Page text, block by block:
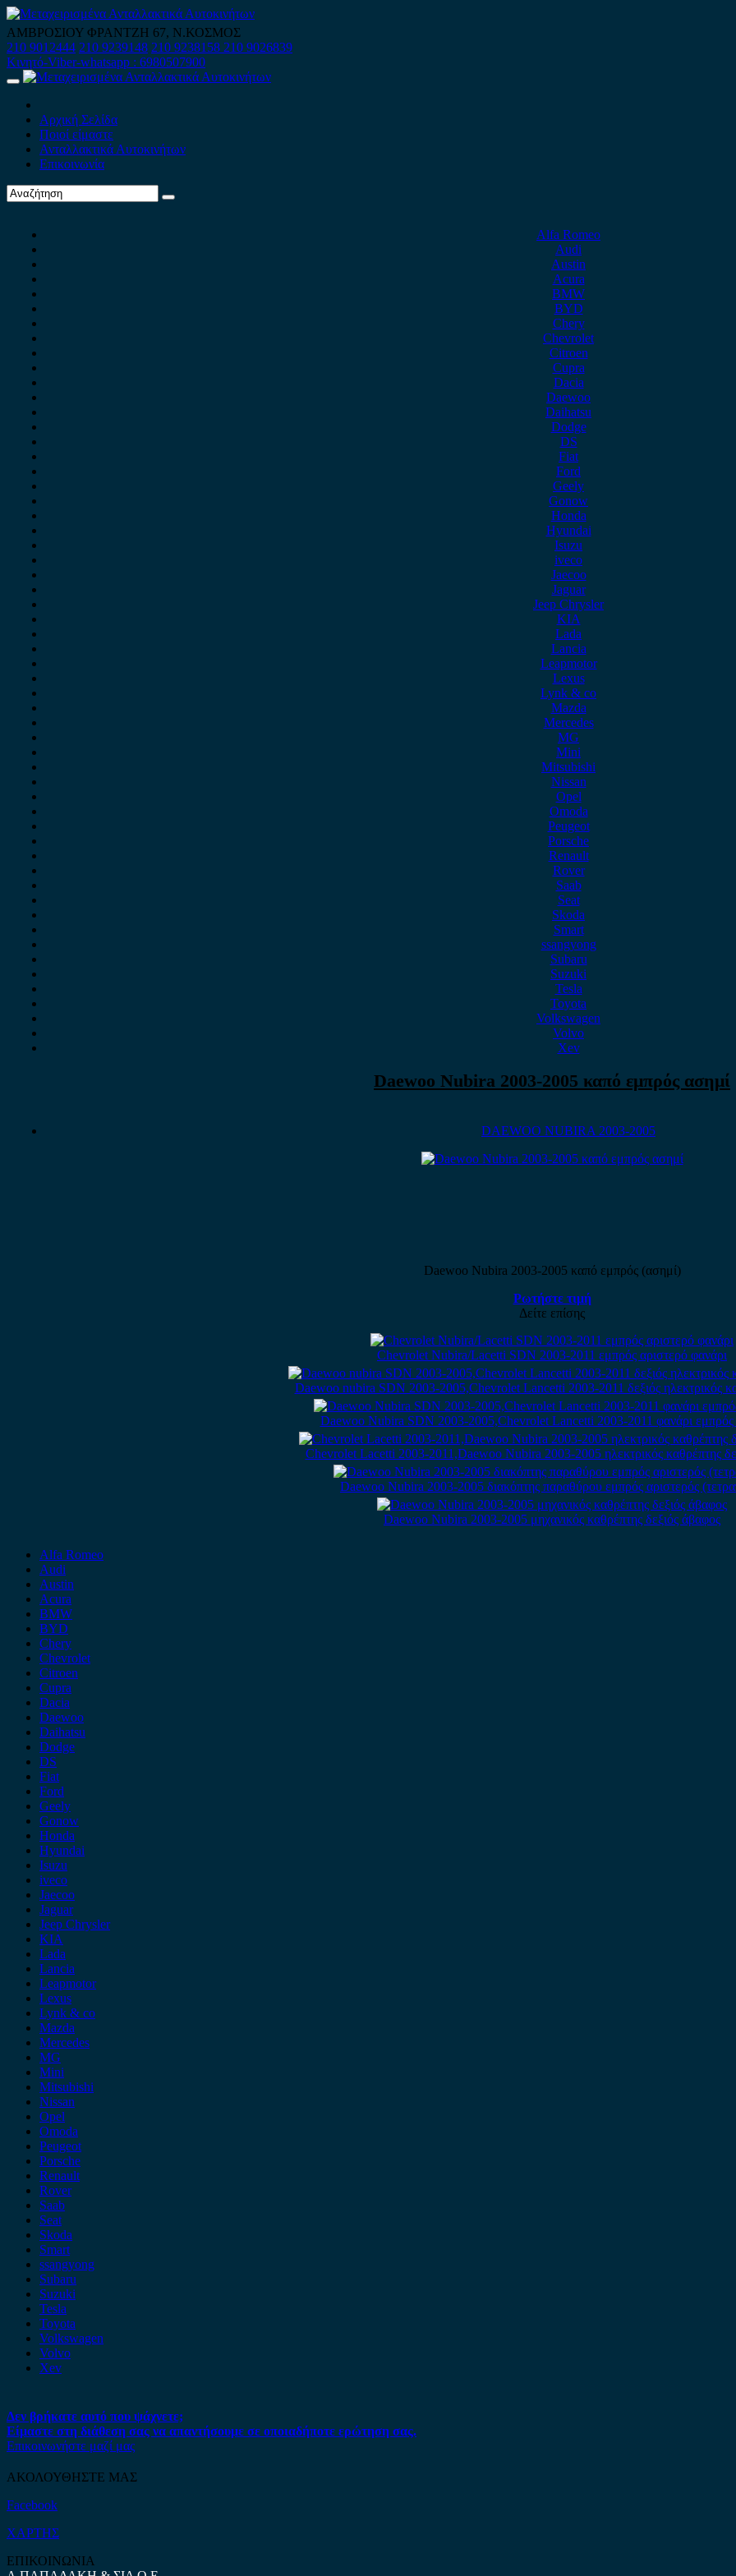
Skip
to
content
ΑΜΒΡΟΣΙΟΥ ΦΡΑΝΤΖΗ 67, Ν.ΚΟΣΜΟΣ
210 9012444 210 9239148 210 9238158 210 9026839
Κινητό-Viber-whatsapp : 6980507900
Primary
Αρχική Σελίδα
Ποιοί είμαστε
Ανταλλακτικά Αυτοκινήτων
Επικοινωνία
Alfa Romeo
Audi
Austin
Acura
BMW
BYD
Chery
Chevrolet
Citroen
Cupra
Dacia
Daewoo
Daihatsu
Dodge
DS
Fiat
Ford
Geely
Gonow
Honda
Hyundai
Isuzu
iveco
Jaecoo
Jaguar
Jeep Chrysler
KIA
Lada
Lancia
Leapmotor
Lexus
Lynk & co
Mazda
Mercedes
MG
Mini
Mitsubishi
Nissan
Opel
Omoda
Peugeot
Porsche
Renault
Rover
Saab
Seat
Skoda
Smart
ssangyong
Subaru
Suzuki
Tesla
Toyota
Volkswagen
Volvo
Xev
Daewoo Nubira 2003-2005 καπό εμπρός ασημί
DAEWOO NUBIRA 2003-2005
Daewoo Nubira 2003-2005 καπό εμπρός (ασημί)
Ρωτήστε τιμή
Δείτε επίσης
Chevrolet Nubira/Lacetti SDN 2003-2011 εμπρός αριστερό φανάρι
Daewoo nubira SDN 2003-2005,Chevrolet Lancetti 2003-2011 δεξιός ηλεκτρικός
Daewoo Nubira SDN 2003-2005,Chevrolet Lancetti 2003-2011 φανάρι εμπρός
Chevrolet Lacetti 2003-2011,Daewoo Nubira 2003-2005 ηλεκτρικός καθρέπτης
Daewoo Nubira 2003-2005 διακόπτης παραθύρου εμπρός αριστερός
Daewoo Nubira 2003-2005 μηχανικός καθρέπτης δεξιός άβαφος
Alfa Romeo
Audi
Austin
Acura
BMW
BYD
Chery
Chevrolet
Citroen
Cupra
Dacia
Daewoo
Daihatsu
Dodge
DS
Fiat
Ford
Geely
Gonow
Honda
Hyundai
Isuzu
iveco
Jaecoo
Jaguar
Jeep Chrysler
KIA
Lada
Lancia
Leapmotor
Lexus
Lynk & co
Mazda
Mercedes
MG
Mini
Mitsubishi
Nissan
Opel
Omoda
Peugeot
Porsche
Renault
Rover
Saab
Seat
Skoda
Smart
ssangyong
Subaru
Suzuki
Tesla
Toyota
Volkswagen
Volvo
Xev
Δεν βρήκατε αυτό που ψάχνετε;
Είμαστε στη διάθεση σας να απαντήσουμε σε οποιαδήποτε ερώτηση σας.
Επικοινωνήστε μαζί μας
ΑΚΟΛΟΥΘΗΣΤΕ ΜΑΣ
Facebook
ΧΑΡΤΗΣ
ΕΠΙΚΟΙΝΩΝΙΑ